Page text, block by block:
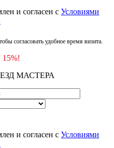
и согласен с Условиями
согласовать удобное время визита.
МАСТЕРА
и согласен с Условиями